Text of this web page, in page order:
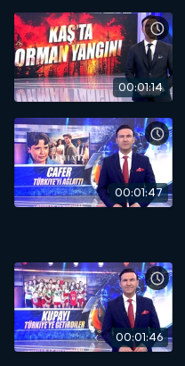
00:01:14
00:01:47
00:01:46